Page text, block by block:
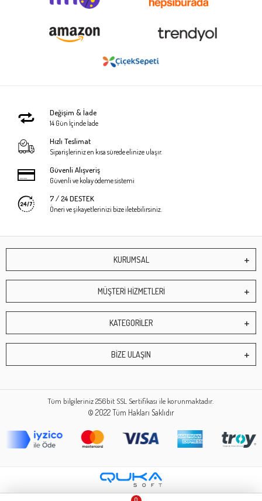
Değişim & İade
14 Gün İçinde İade
Hızlı Teslimat
Siparişleriniz en kısa sürede elinize ulaşır.
Güvenli Alışveriş
Güvenli ve kolay ödeme sistemi
7 / 24 DESTEK
Öneri ve şikayetlerinizi bize iletebilirsiniz.
KURUMSAL
MÜŞTERİ HİZMETLERİ
KATEGORİLER
BİZE ULAŞIN
Tüm bilgileriniz 256bit SSL Sertifikası ile korunmaktadır.
© 2022Tüm Hakları Saklıdır